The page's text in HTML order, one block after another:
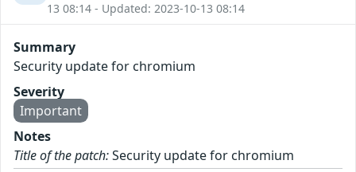
13 08:14 - Updated: 2023-10-13 08:14
Summary
Security update for chromium
Severity
Important
Notes
Title of the patch:Security update for chromium